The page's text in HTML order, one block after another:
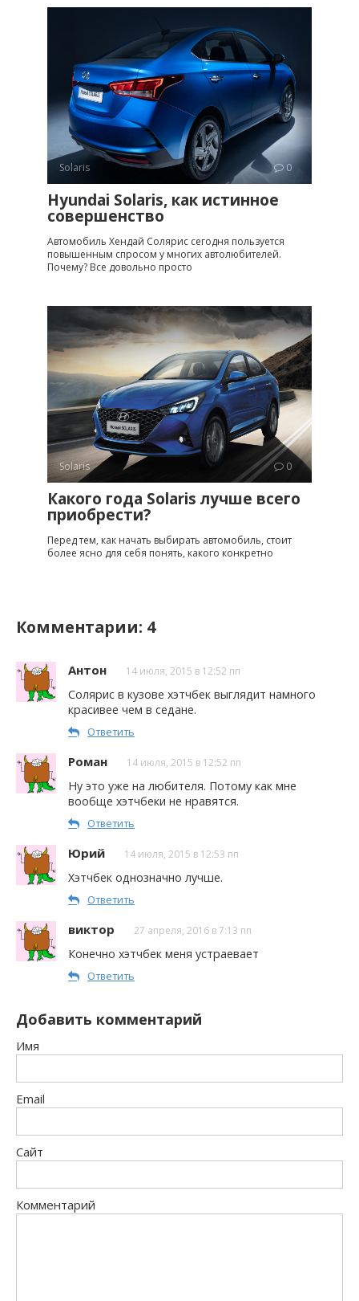
Solaris 0
Hyundai Solaris, как истинное
совершенство
Автомобиль Хендай Солярис сегодня пользуется
повышенным спросом у многих автолюбителей.
Почему? Все довольно просто
Solaris 0
Какого года Solaris лучше всего
приобрести?
Перед тем, как начать выбирать автомобиль, стоит
более ясно для себя понять, какого конкретно
Комментарии: 4
Антон 14 июля, 2015 в 12:52 пп
Солярис в кузове хэтчбек выглядит намного
красивее чем в седане.
Ответить
Роман 14 июля, 2015 в 12:52 пп
Ну это уже на любителя. Потому как мне
вообще хэтчбеки не нравятся.
Ответить
Юрий 14 июля, 2015 в 12:53 пп
Хэтчбек однозначно лучше.
Ответить
виктор 27 апреля, 2016 в 7:13 пп
Конечно хэтчбек меня устраевает
Ответить
Добавить комментарий
Имя
Email
Сайт
Комментарий